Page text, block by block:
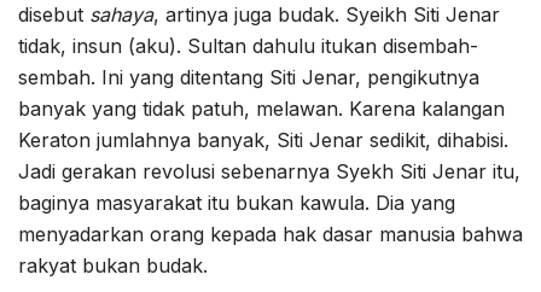
disebut sahaya, artinya juga budak. Syeikh Siti Jenar
tidak, insun (aku). Sultan dahulu itukan disembah-
sembah. Ini yang ditentang Siti Jenar, pengikutnya
banyak yang tidak patuh, melawan. Karena kalangan
Keraton jumlahnya banyak, Siti Jenar sedikit, dihabisi.
Jadi gerakan revolusi sebenarnya Syekh Siti Jenar itu,
baginya masyarakat itu bukan kawula. Dia yang
menyadarkan orang kepada hak dasar manusia bahwa
rakyat bukan budak.